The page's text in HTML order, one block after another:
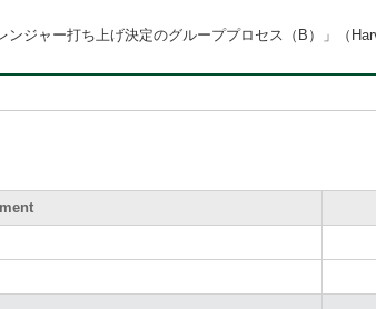
ジャー打ち上げ決定のグループプロセス（B）」（